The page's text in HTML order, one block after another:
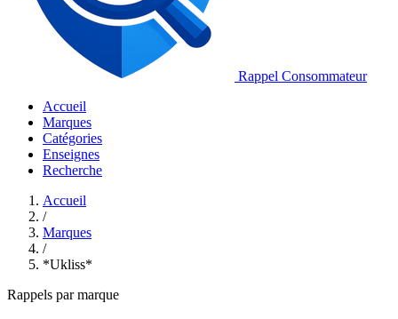
Rappel Consommateur
Accueil
Marques
Catégories
Enseignes
Recherche
Accueil
/
Marques
/
*Ukliss*
Rappels par marque